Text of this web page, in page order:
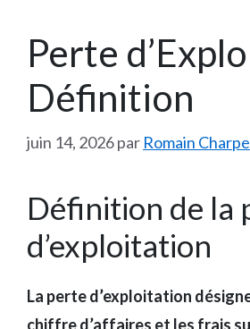
Perte
Définition
juin 14, 2026par Romain
Définition de la
d’exploitation
La perte d’exploitation
chiffre d’affaires et les frais